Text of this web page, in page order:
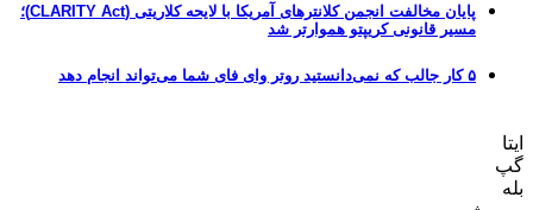
پایان مخالفت انجمن کلانترهای آمریکا با لایحه کلاریتی (CLARITY Act)؛
مسیر قانونی کریپتو هموارتر شد
۵ کار جالب که نمی‌دانستید روتر وای فای شما می‌تواند انجام دهد
ایتا
گپ
بله